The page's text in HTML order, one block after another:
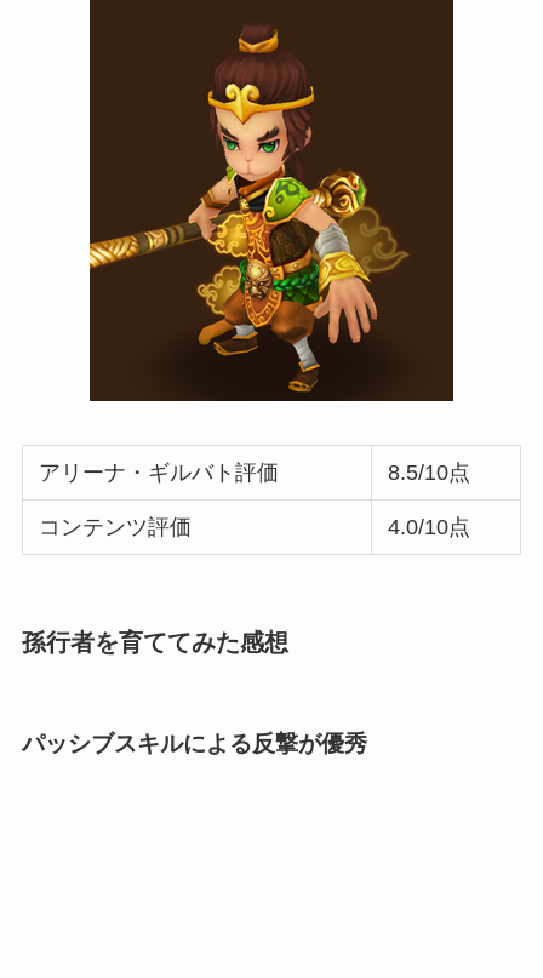
アリーナ・ギルバト評価 8.5/10点
コンテンツ評価 4.0/10点
孫行者を育ててみた感想
パッシブスキルによる反撃が優秀